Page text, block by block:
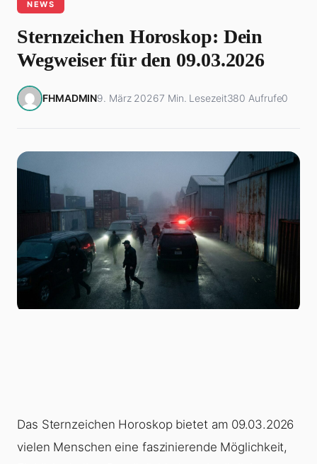
NEWS
Sternzeichen Horoskop: Dein
Wegweiser für den 09.03.2026
FHMADMIN9. März 20267 Min. Lesezeit380 Aufrufe0
Das Sternzeichen Horoskop bietet am 09.03.2026
vielen Menschen eine faszinierende Möglichkeit,